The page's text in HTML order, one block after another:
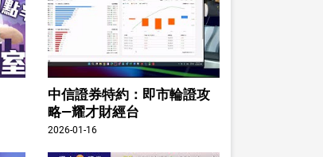
中信證券特約：即市輪證攻
略—耀才財經台
2026-01-16